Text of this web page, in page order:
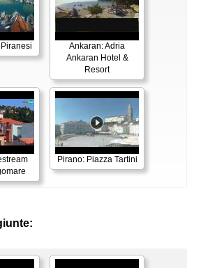
Ankaran: Adria
Ankaran Hotel &
Resort
Pirano: Piazza Tartini